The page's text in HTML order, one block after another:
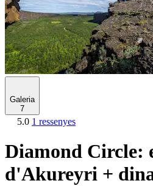
Galeria
7
5.0 1 ressenyes
Diamond Circle:
d'Akureyri +